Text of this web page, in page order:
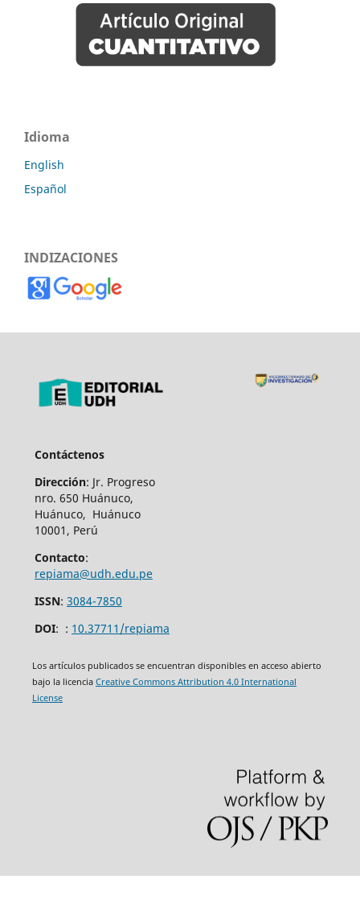
Idioma
English
Español
INDIZACIONES
Contáctenos
Dirección: Jr. Progreso
nro. 650 Huánuco,
Huánuco, Huánuco
10001, Perú
Contacto:
repiama@udh.edu.pe
ISSN: 3084-7850
DOI: : 10.37711/repiama
Los artículos publicados se encuentran disponibles en acceso abierto
bajo la licencia Creative Commons Attribution 4.0 International
License